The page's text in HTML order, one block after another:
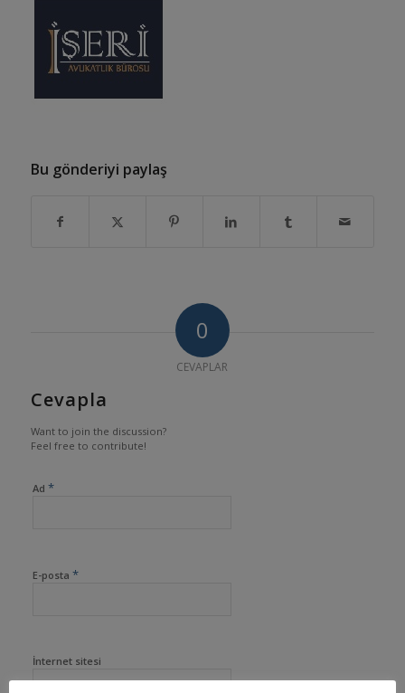
Bu gönderiyi paylaş
0
CEVAPLAR
Cevapla
Want to join the discussion?
Feel free to contribute!
Ad *
E-posta *
İnternet sitesi